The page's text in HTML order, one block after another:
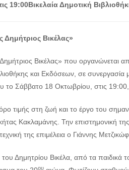
19:00Βικελαία Δημοτική
Δημήτριος Βικέλας»
Βικέλας» που οργανώνεται
και Εκδόσεων, σε συνεργασία
το Σάββατο 18 Οκτωβρίου, στις 19:00,
τιμής στη ζωή και το έργο του
Κακλαμάνης. Την επιστημονική της
της επιμέλεια ο Γιάννης Μετζικώφ.
Δημητρίου Βικέλα, από τα παιδικά
ου